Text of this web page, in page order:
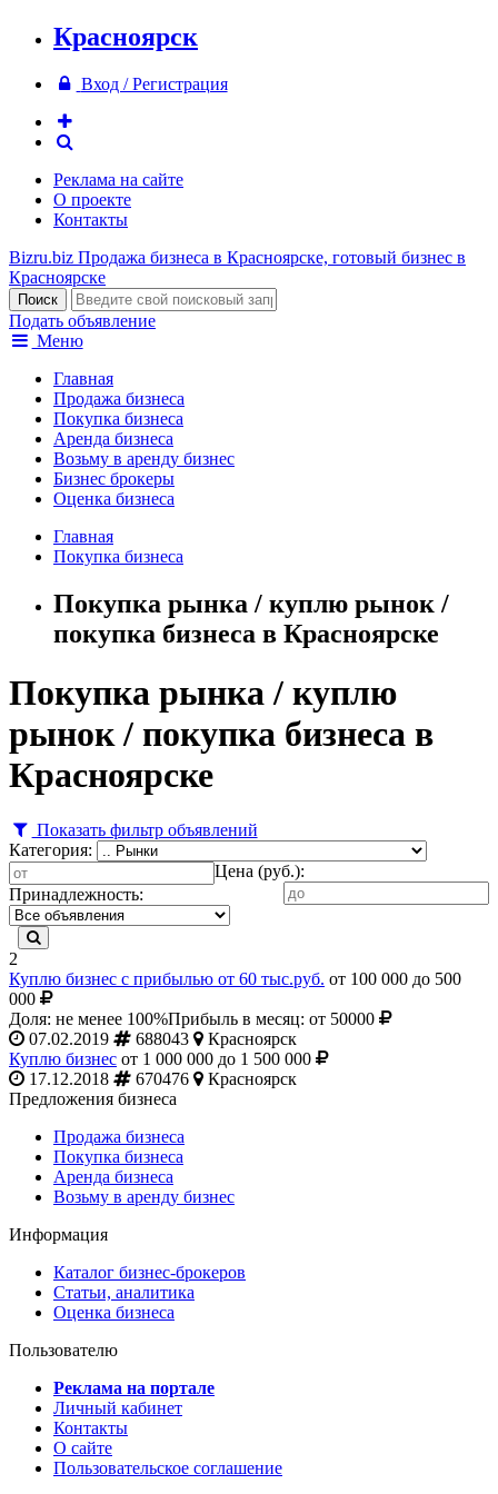
Красноярск
Вход / Регистрация
Реклама на сайте
О проекте
Контакты
Bizru.biz Продажа бизнеса в Красноярске, готовый бизнес в
Красноярске
Подать объявление
Меню
Главная
Продажа бизнеса
Покупка бизнеса
Аренда бизнеса
Возьму в аренду бизнес
Бизнес брокеры
Оценка бизнеса
Главная
Покупка бизнеса
Покупка рынка / куплю рынок /
покупка бизнеса в Красноярске
Покупка рынка / куплю
рынок / покупка бизнеса в
Красноярске
Показать фильтр объявлений
Категория:
Цена (руб.):
Принадлежность:
2
Куплю бизнес с прибылью от 60 тыс.руб. от 100 000 до 500
000
Доля: не менее 100%Прибыль в месяц: от 50000
07.02.2019
688043
Красноярск
Куплю бизнес от 1 000 000 до 1 500 000
17.12.2018
670476
Красноярск
Предложения бизнеса
Продажа бизнеса
Покупка бизнеса
Аренда бизнеса
Возьму в аренду бизнес
Информация
Каталог бизнес-брокеров
Статьи, аналитика
Оценка бизнеса
Пользователю
Реклама на портале
Личный кабинет
Контакты
О сайте
Пользовательское соглашение